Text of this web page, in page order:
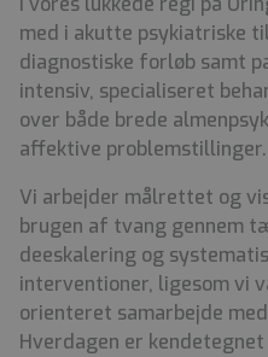
med i akutte psykiatriske
diagnostiske forløb samt
intensiv, specialiseret
over både brede
affektive problemstillinger.
Vi arbejder målrettet og
brugen af tvang gennem
deeskalering og
interventioner, ligesom
orienteret samarbejde
Hverdagen er